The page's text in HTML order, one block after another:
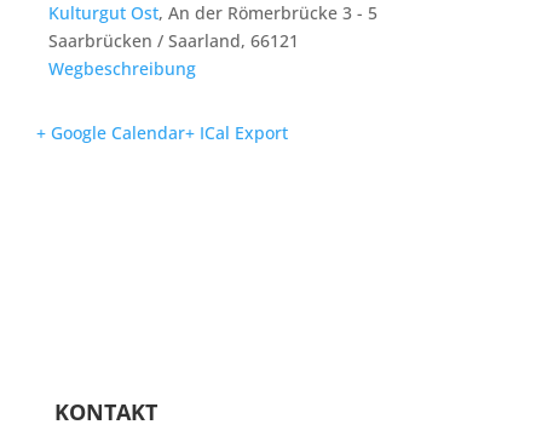
Kulturgut Ost, An der Römerbrücke 3 - 5
Saarbrücken / Saarland, 66121
Wegbeschreibung
+ Google Calendar+ ICal Export
KONTAKT